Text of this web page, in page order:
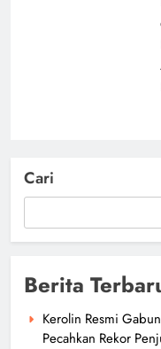
Cari
Berita
Kerolin Resmi
Pecahkan Rekor